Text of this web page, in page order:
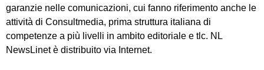
garanzie nelle comunicazioni, cui fanno riferimento anche le
attività di Consultmedia, prima struttura italiana di
competenze a più livelli in ambito editoriale e tlc. NL
NewsLinet è distribuito via Internet.